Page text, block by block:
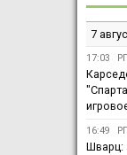
7
17:03
16:49
Шварц: